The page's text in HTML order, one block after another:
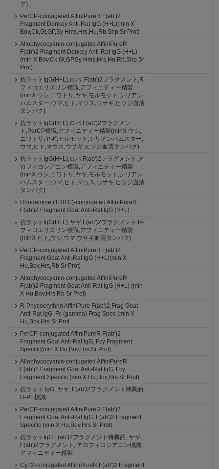
ク)
PerCP-conjugated AffiniPureR F(ab')2
Fragment Donkey Anti-Rat IgG (H+L)(min X
Bov,Ck,Gt,GP,Sy Hms,Hrs,Hu,Rb,Shp Sr Prot)
Allophycocyanin-conjugated AffiniPureR
F(ab')2 Fragment Donkey Anti-Rat IgG (H+L)
(min X Bov,Ck,Gt,GP,Sy Hms,Hrs,Hu,Rb,Shp Sr
Prot)
抗ラットIgG(H+L),ロバ, F(ab')2フラグメント,R-
フィコエリスリン標識,アフィニティー精製
(minX ウシ,ニワトリ,ヤギ,モルモット,シリアン
ハムスター,ウマ,ヒト,マウス,ウサギ,ヒツジ血清
タンパク)
抗ラットIgG(H+L),ロバ,F(ab')2フラグメン
ト,PerCP標識,アフィニティー精製(minX ウシ,
ニワトリ,ヤギ,モルモット,シリアンハムスター,
ウマ,ヒト,マウス,ウサギ,ヒツジ血清タンパク)
抗ラットIgG(H+L),ロバ,F(ab')2フラグメント,ア
ロフィコシアニン標識,アフィニティー精製
(minX ウシ,ニワトリ,ヤギ,モルモット,シリアン
ハムスター,ウマ,ヒト,マウス,ウサギ,ヒツジ血清
タンパク)
Rhodamine (TRITC)-conjugated AffiniPureR
F(ab')2 Fragment Goat Anti-Rat IgG (H+L)
抗ラットIgG(H+L),ヤギ,F(ab')2フラグメント,R-
フィコエリスリン標識,アフィニティー精製
(minX ヒト,ウシ,ウマ,ウサギ血清タンパク)
PerCP-conjugated AffiniPureR F(ab')2
Fragment Goat Anti-Rat IgG (H+L)(min X
Hu,Bov,Hrs,Rb Sr Prot)
Allophycocyanin-conjugated AffiniPureR
F(ab')2 Fragment Goat Anti-Rat IgG (H+L) (min
X Hu,Bov,Hrs,Rb Sr Prot)
R-Phycoerythrin AffiniPure F(ab')2 Frag Goat
Anti-Rat IgG, Fc (gamma) Frag Spec (min X
Hu,Bov,Hrs Sr Prot
PerCP-conjugated AffiniPureR F(ab')2
Fragment Goat Anti-Rat IgG, Fcγ Fragment
Specific(min X Hu,Bov,Hrs Sr Prot)
Allophycocyanin-conjugated AffiniPureR
F(ab')2 Fragment Goat Anti-Rat IgG, Fcγ
Fragment Specific (min X Hu,Bov,Hrs Sr Prot)
抗ラット IgG, ヤギ, F(ab')2フラグメント特異的,
R-PE標識
PerCP-conjugated AffiniPureR F(ab')2
Fragment Goat Anti-Rat IgG, F(ab')2 Fragment
Specific (min X Hu,Bov,Hrs Sr Prot)
抗ラットIgG F(ab')2フラグメント特異的, ヤギ,
F(ab')2フラグメント, アロフィコシアニン標識,
アフィニティー精製
Cy?2-conjugated AffiniPureR F(ab')2 Fragment